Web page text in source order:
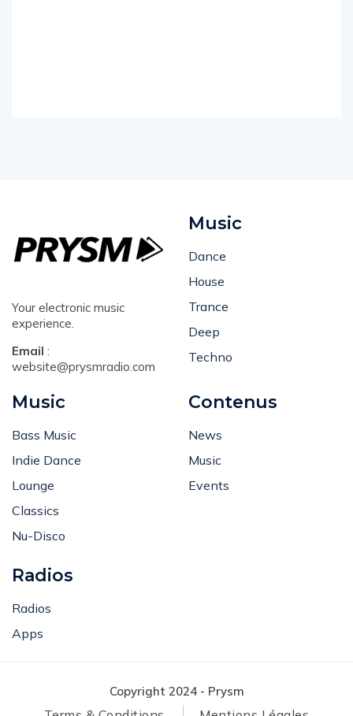
Your electronic music
experience.
Email :
website@prysmradio.com
Music
Dance
House
Trance
Deep
Techno
Music
Bass Music
Indie Dance
Lounge
Classics
Nu-Disco
Contenus
News
Music
Events
Radios
Radios
Apps
Copyright 2024 - Prysm